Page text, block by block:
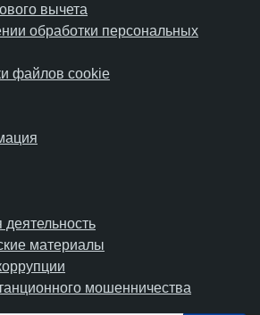
вычета
обработки персональных
файлов cookie
деятельность
материалы
мошенничества